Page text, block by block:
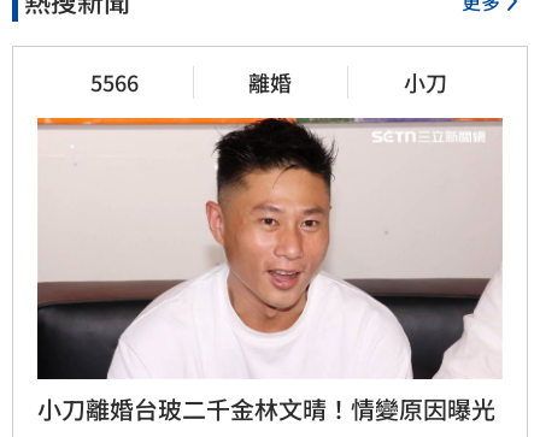
5566 離婚 小刀
小刀離婚台玻二千金林文晴！情變原因曝光